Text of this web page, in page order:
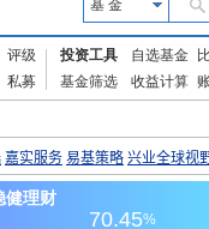
基 金
评级
私募
投资工具 自选基金
基金筛选
收益计算